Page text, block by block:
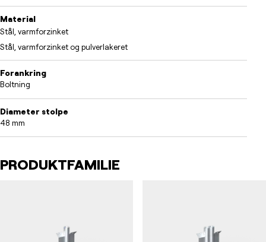
Material
Stål, varmforzinket
Stål, varmforzinket og pulverlakeret
Forankring
Boltning
Diameter stolpe
48 mm
PRODUKTFAMILIE